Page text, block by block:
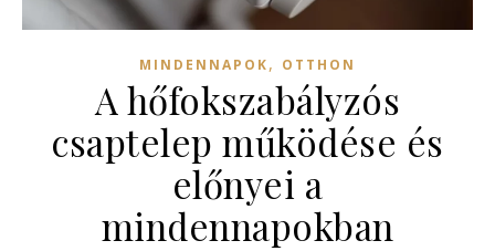
MINDENNAPOK, OTTHON
A hőfokszabályzós
csaptelep működése és
előnyei a
mindennapokban